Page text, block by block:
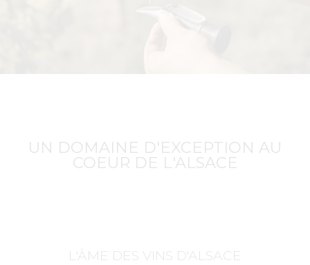
UN DOMAINE D'EXCEPTION AU
COEUR DE L'ALSACE
L'ÂME DES VINS D'ALSACE​